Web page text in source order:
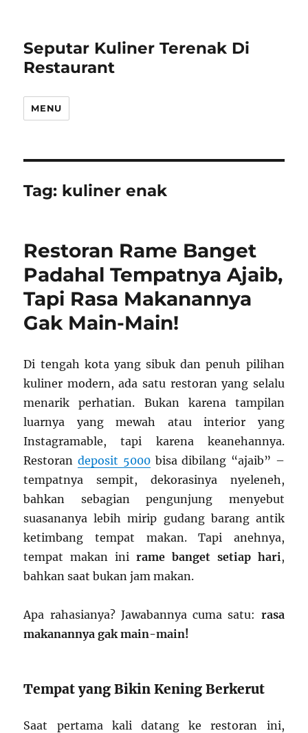
Seputar Kuliner Terenak Di
Restaurant
MENU
Tag: kuliner enak
Restoran Rame Banget
Padahal Tempatnya Ajaib,
Tapi Rasa Makanannya
Gak Main-Main!
Di tengah kota yang sibuk dan penuh pilihan
kuliner modern, ada satu restoran yang selalu
menarik perhatian. Bukan karena tampilan
luarnya yang mewah atau interior yang
Instagramable, tapi karena keanehannya.
Restorandeposit 5000bisa dibilang “ajaib” –
tempatnya sempit, dekorasinya nyeleneh,
bahkan sebagian pengunjung menyebut
suasananya lebih mirip gudang barang antik
ketimbang tempat makan. Tapi anehnya,
tempat makan ini rame banget setiap hari,
bahkan saat bukan jam makan.
Apa rahasianya? Jawabannya cuma satu: rasa
makanannya gak main-main!
Tempat yang Bikin Kening Berkerut
Saat pertama kali datang ke restoran ini,